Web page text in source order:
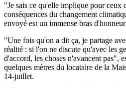
"Je sais ce qu'elle implique pour ceux
conséquences du changement
envoyé est un immense bras
"Une fois qu'on a dit ça, je partage
réalité : si l'on ne discute qu'avec les
d'accord, les choses n'avancent pas",
quelques mètres du locataire de la
14-juillet.